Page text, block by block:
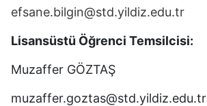
efsane.bilgin@std.yildiz.edu.tr
Lisansüstü Öğrenci Temsilcisi:
Muzaffer GÖZTAŞ
muzaffer.goztas@std.yildiz.edu.tr